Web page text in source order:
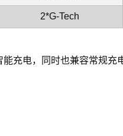
2*G-Tech
充电，同时也兼容常规充